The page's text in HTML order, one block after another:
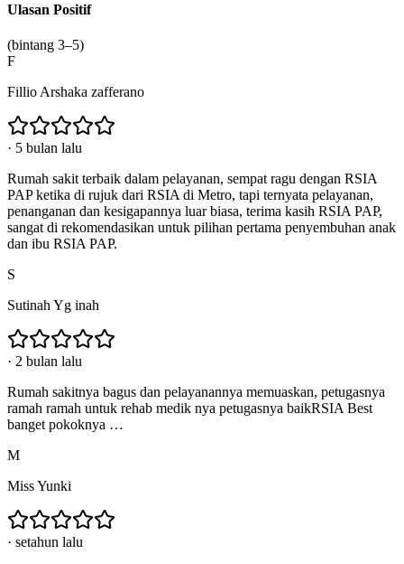
Ulasan Positif
(bintang 3–5)
F
Fillio Arshaka zafferano
· 5 bulan lalu
Rumah sakit terbaik dalam pelayanan, sempat ragu dengan RSIA
PAP ketika di rujuk dari RSIA di Metro, tapi ternyata pelayanan,
penanganan dan kesigapannya luar biasa, terima kasih RSIA PAP,
sangat di rekomendasikan untuk pilihan pertama penyembuhan anak
dan ibu RSIA PAP.
S
Sutinah Yg inah
· 2 bulan lalu
Rumah sakitnya bagus dan pelayanannya memuaskan, petugasnya
ramah ramah untuk rehab medik nya petugasnya baikRSIA Best
banget pokoknya …
M
Miss Yunki
· setahun lalu